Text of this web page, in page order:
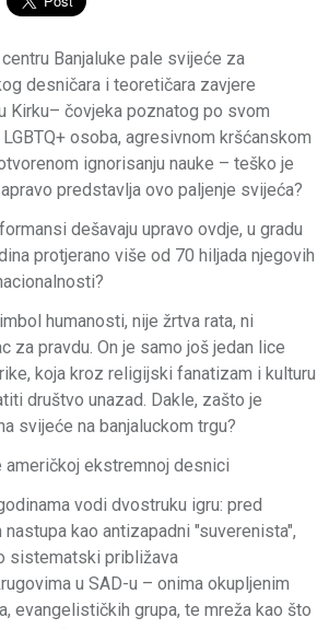
Banjaluke pale svijeće za
desničara i teoretičara zavjere
Kirku– čovjeka poznatog po svom
osoba, agresivnom kršćanskom
ignorisanju nauke – teško je
predstavlja ovo paljenje svijeća?
dešavaju upravo ovdje, u gradu
protjerano više od 70 hiljada njegovih
humanosti, nije žrtva rata, ni
za pravdu. On je samo još jedan lice
koja kroz religijski fanatizam i kulturu
društvo unazad. Dakle, zašto je
svijeće na banjaluckom trgu?
američkoj ekstremnoj desnici
vodi dvostruku igru: pred
kao antizapadni "suverenista",
sistematski približava
u SAD-u – onima okupljenim
evangelističkih grupa, te mreža kao što